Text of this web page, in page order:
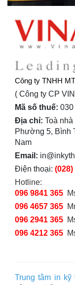
Công ty TNHH
( Công ty CP
Mã số thuế: 030
Địa chỉ: Toà
Phường 5, Bình
Nam
Email:
Điện thoại: (028)
Hotline:
096 9841 365
096 4657 365
096 2941 365
096 4212 365
Trung tâm in kỹ